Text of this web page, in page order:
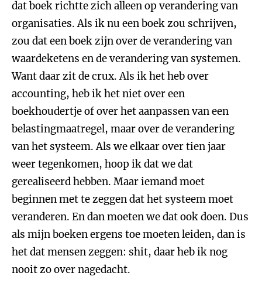
dat boek richtte zich alleen op verandering van
organisaties. Als ik nu een boek zou schrijven,
zou dat een boek zijn over de verandering van
waardeketens en de verandering van systemen.
Want daar zit de crux. Als ik het heb over
accounting, heb ik het niet over een
boekhoudertje of over het aanpassen van een
belastingmaatregel, maar over de verandering
van het systeem. Als we elkaar over tien jaar
weer tegenkomen, hoop ik dat we dat
gerealiseerd hebben. Maar iemand moet
beginnen met te zeggen dat het systeem moet
veranderen. En dan moeten we dat ook doen. Dus
als mijn boeken ergens toe moeten leiden, dan is
het dat mensen zeggen: shit, daar heb ik nog
nooit zo over nagedacht.